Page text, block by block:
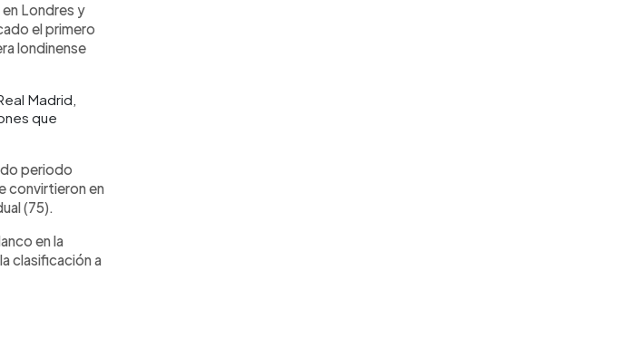
Londres y
el primero
londinense
Madrid,
que
periodo
convirtieron en
(75).
en la
clasificación a